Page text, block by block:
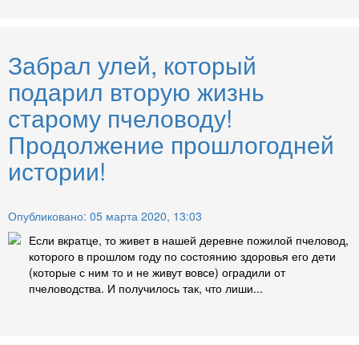
Забрал улей, который
подарил вторую жизнь
старому пчеловоду!
Продолжение прошлогодней
истории!
Опубликовано: 05 марта 2020, 13:03
Если вкратце, то живет в нашей деревне пожилой пчеловод,
которого в прошлом году по состоянию здоровья его дети
(которые с ним то и не живут вовсе) оградили от
пчеловодства. И получилось так, что лиши...